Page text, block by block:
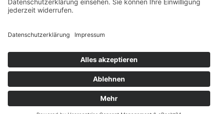
© Stadtmühle Waldenbuch 2026
und Mühlenprodukte ·
Cookie-Einstellungen
Alle Preise inkl. der gesetzlichen MwSt.
Die durchgestrichenen Preise entsprechen dem bisherigen Preis in